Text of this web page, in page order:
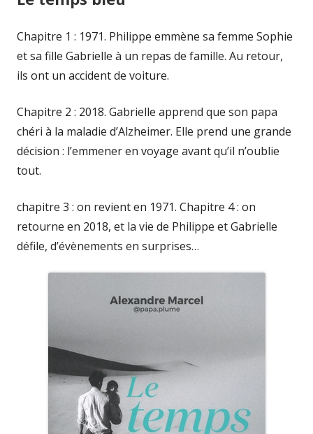
Chapitre 1 : 1971. Philippe emmène sa femme Sophie
et sa fille Gabrielle à un repas de famille. Au retour,
ils ont un accident de voiture.
Chapitre 2 : 2018. Gabrielle apprend que son papa
chéri à la maladie d’Alzheimer. Elle prend une grande
décision : l’emmener en voyage avant qu’il n’oublie
tout.
chapitre 3 : on revient en 1971. Chapitre 4 : on
retourne en 2018, et la vie de Philippe et Gabrielle
défile, d’évènements en surprises…